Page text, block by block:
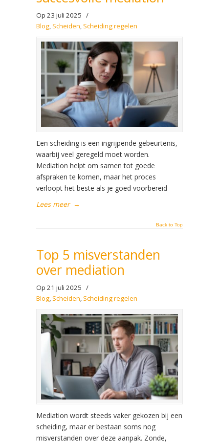
Op 23 juli 2025 /
Blog, Scheiden, Scheiding regelen
Een scheiding is een ingrijpende gebeurtenis,
waarbij veel geregeld moet worden.
Mediation helpt om samen tot goede
afspraken te komen, maar het proces
verloopt het beste als je goed voorbereid
Lees meer →
Back to Top
Top 5 misverstanden
over mediation
Op 21 juli 2025 /
Blog, Scheiden, Scheiding regelen
Mediation wordt steeds vaker gekozen bij een
scheiding, maar er bestaan soms nog
misverstanden over deze aanpak. Zonde,